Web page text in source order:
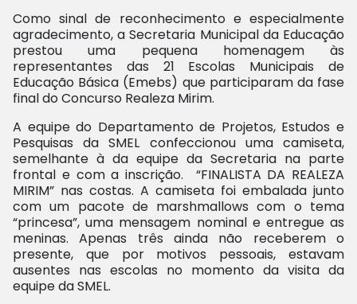
Como sinal de reconhecimento e especialmente
agradecimento, a Secretaria Municipal da Educação
prestou uma pequena homenagem às
representantes das 21 Escolas Municipais de
Educação Básica (Emebs) que participaram da fase
final do Concurso Realeza Mirim.
A equipe do Departamento de Projetos, Estudos e
Pesquisas da SMEL confeccionou uma camiseta,
semelhante à da equipe da Secretaria na parte
frontal e com a inscrição. “FINALISTA DA REALEZA
MIRIM” nas costas. A camiseta foi embalada junto
com um pacote de marshmallows com o tema
“princesa”, uma mensagem nominal e entregue as
meninas. Apenas três ainda não receberem o
presente, que por motivos pessoais, estavam
ausentes nas escolas no momento da visita da
equipe da SMEL.